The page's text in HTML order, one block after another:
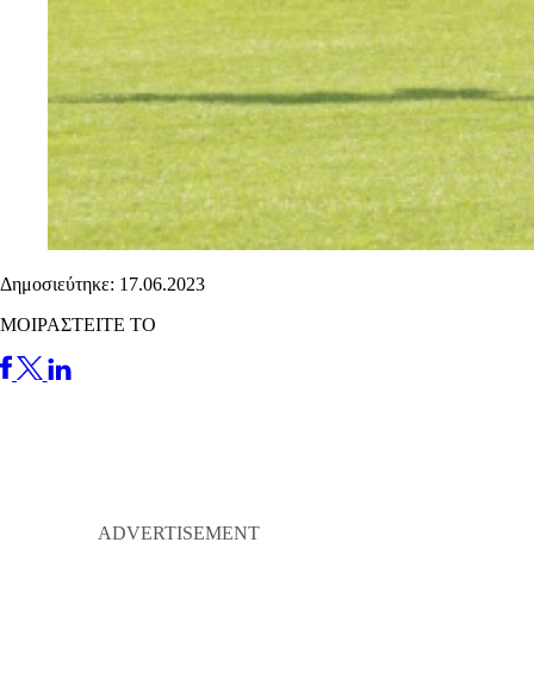
Δημοσιεύτηκε: 17.06.2023
ΜΟΙΡΑΣΤΕΙΤΕ ΤΟ